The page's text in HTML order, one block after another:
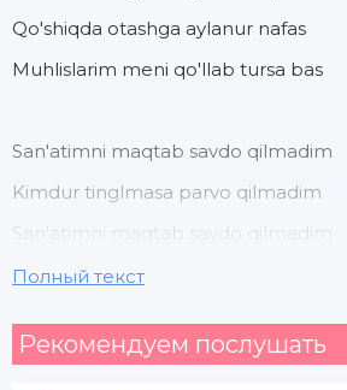
Qo'shiqda otashga aylanur nafas
Muhlislarim meni qo'llab tursa bas
San'atimni maqtab savdo qilmadim
Kimdur tinglmasa parvo qilmadim
San'atimni maqtab savdo qilmadim
Kimdur tinglmasa parvo qilmadim
Kimgadur yaxshiman kimga bilmadim
Полный текст
Рекомендуем послушать